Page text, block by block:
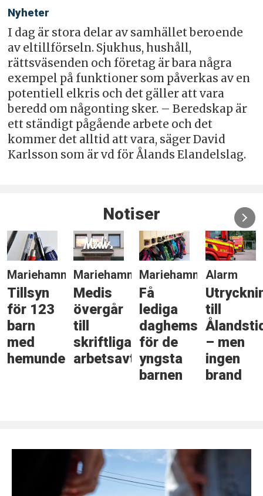
Nyheter
I dag är stora delar av samhället beroende
av eltillförseln. Sjukhus, hushåll,
rättsväsenden och företag är bara några
exempel på funktioner som påverkas av en
potentiell elkris och det gäller att vara
beredd om någonting sker. – Beredskap är
ett ständigt pågående arbete och det
kommer det alltid att vara, säger David
Karlsson som är vd för Ålands Elandelslag.
Notiser
Mariehamn
Tillsyn
för 123
barn
med
hemundervisning
Mariehamn
Medis
övergår
till
skriftliga
arbetsavtal
Mariehamn
Få
lediga
daghemsplatser
för de
yngsta
barnen
Alarm
till
– men
ingen
brand